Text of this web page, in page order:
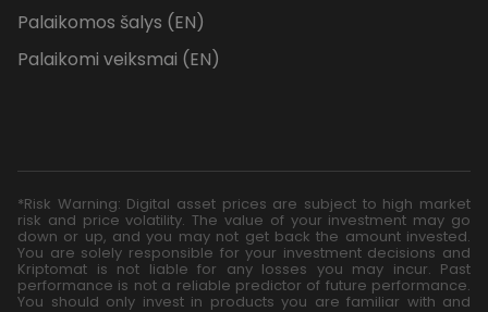
Palaikomos šalys (EN)
Palaikomi veiksmai (EN)
*Risk Warning: Digital asset prices are subject to high market
risk and price volatility. The value of your investment may go
down or up, and you may not get back the amount invested.
You are solely responsible for your investment decisions and
Kriptomat is not liable for any losses you may incur. Past
performance is not a reliable predictor of future performance.
You should only invest in products you are familiar with and